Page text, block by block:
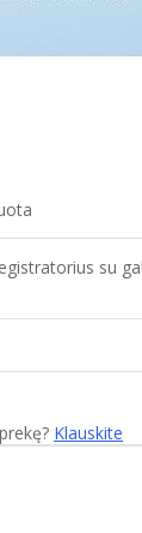
su
Klauskite